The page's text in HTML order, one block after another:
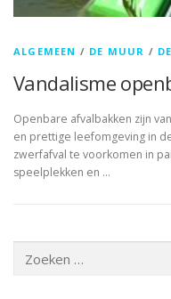
ALGEMEEN / DE MUUR /
Vandalisme
Openbare afvalbakken zijn
en prettige leefomgeving in
zwerfafval te voorkomen in
speelplekken en …
naar: